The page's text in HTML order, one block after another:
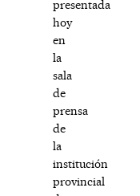
presentada
hoy
en
la
sala
de
prensa
de
la
institución
provincial